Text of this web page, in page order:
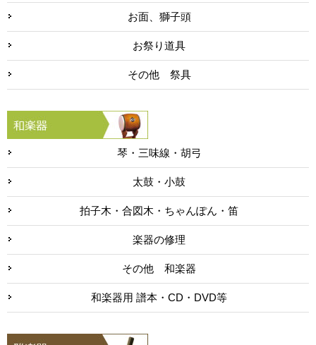
お面、獅子頭
お祭り道具
その他 祭具
琴・三味線・胡弓
太鼓・小鼓
拍子木・合図木・ちゃんぽん・笛
楽器の修理
その他 和楽器
和楽器用 譜本・CD・DVD等